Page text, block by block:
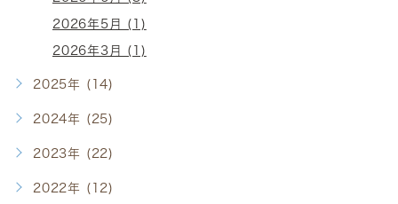
2026年5月 (1)
2026年3月 (1)
2025年 (14)
2024年 (25)
2023年 (22)
2022年 (12)